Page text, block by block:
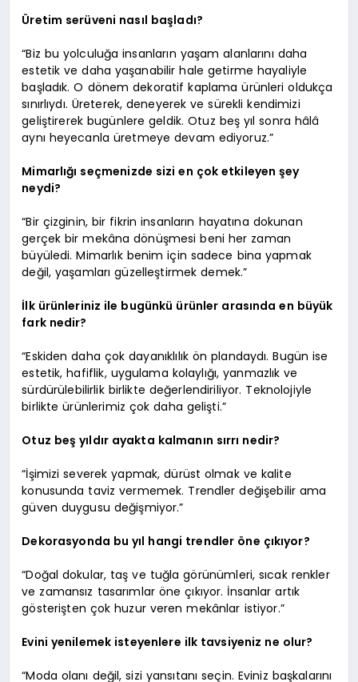
Üretim serüveni nasıl başladı?
“Biz bu yolculuğa insanların yaşam alanlarını daha
estetik ve daha yaşanabilir hale getirme hayaliyle
başladık. O dönem dekoratif kaplama ürünleri oldukça
sınırlıydı. Üreterek, deneyerek ve sürekli kendimizi
geliştirerek bugünlere geldik. Otuz beş yıl sonra hâlâ
aynı heyecanla üretmeye devam ediyoruz.”
Mimarlığı seçmenizde sizi en çok etkileyen şey
neydi?
“Bir çizginin, bir fikrin insanların hayatına dokunan
gerçek bir mekâna dönüşmesi beni her zaman
büyüledi. Mimarlık benim için sadece bina yapmak
değil, yaşamları güzelleştirmek demek.”
İlk ürünleriniz ile bugünkü ürünler arasında en büyük
fark nedir?
“Eskiden daha çok dayanıklılık ön plandaydı. Bugün ise
estetik, hafiflik, uygulama kolaylığı, yanmazlık ve
sürdürülebilirlik birlikte değerlendiriliyor. Teknolojiyle
birlikte ürünlerimiz çok daha gelişti.”
Otuz beş yıldır ayakta kalmanın sırrı nedir?
“İşimizi severek yapmak, dürüst olmak ve kalite
konusunda taviz vermemek. Trendler değişebilir ama
güven duygusu değişmiyor.”
Dekorasyonda bu yıl hangi trendler öne çıkıyor?
“Doğal dokular, taş ve tuğla görünümleri, sıcak renkler
ve zamansız tasarımlar öne çıkıyor. İnsanlar artık
gösterişten çok huzur veren mekânlar istiyor.”
Evini yenilemek isteyenlere ilk tavsiyeniz ne olur?
“Moda olanı değil, sizi yansıtanı seçin. Eviniz başkalarını